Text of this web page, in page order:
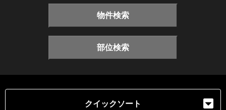
物件検索
部位検索
クイックソート